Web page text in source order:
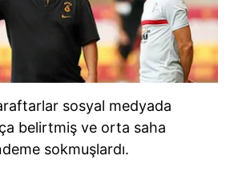
taraftarlar sosyal medyada
belirtmiş ve orta saha
sokmuşlardı.